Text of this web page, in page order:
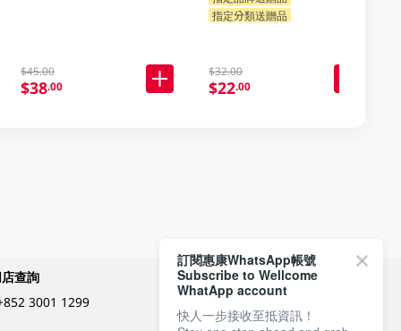
$45.00
$38.00
指定分類送贈品
$32.00
$22.00
查詢
3001 1299
付款方式
訂閱惠康WhatsApp帳號
Subscribe to Wellcome
WhatApp account
快人一步接收至抵資訊！